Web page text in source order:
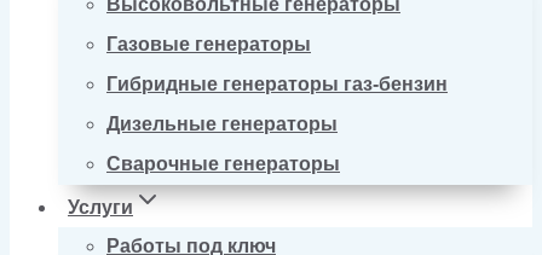
Высоковольтные генераторы
Газовые генераторы
Гибридные генераторы газ-бензин
Дизельные генераторы
Сварочные генераторы
Услуги
Работы под ключ